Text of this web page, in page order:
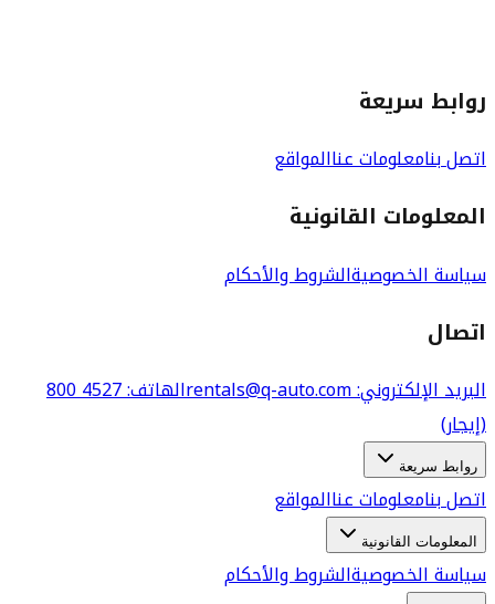
روابط سريعة
اتصل بنامعلومات عناالمواقع
المعلومات القانونية
سياسة الخصوصيةالشروط والأحكام
اتصال
البريد الإلكتروني: rentals@q-auto.com الهاتف:
800 4527
(إيجار)
روابط سريعة
اتصل بنامعلومات عناالمواقع
المعلومات القانونية
سياسة الخصوصيةالشروط والأحكام